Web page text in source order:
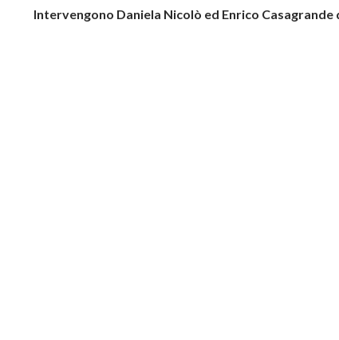
Intervengono Daniela Nicolò ed Enrico Casagrande